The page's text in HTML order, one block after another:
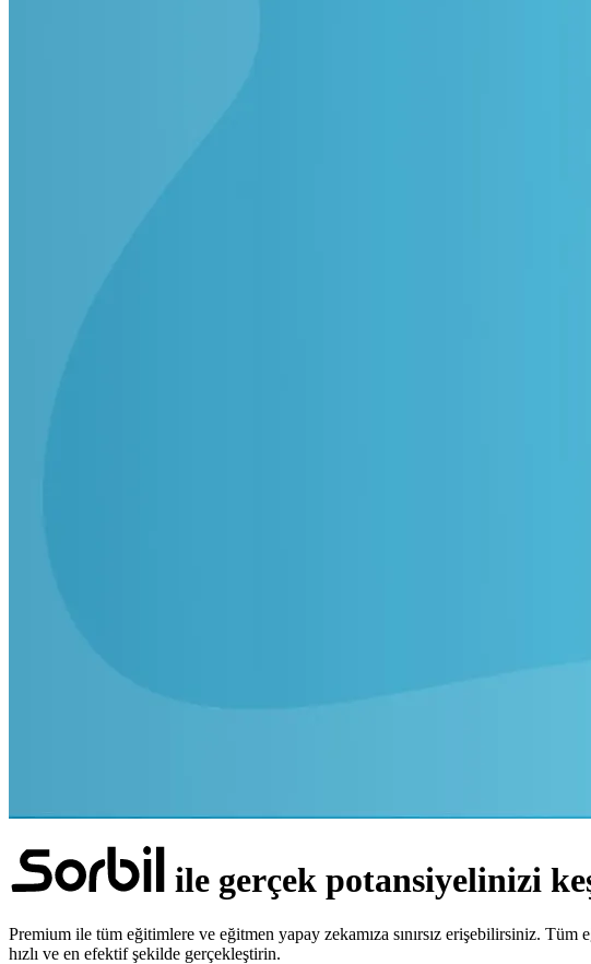
ile gerçek potansiyelinizi
Premium ile tüm eğitimlere ve eğitmen yapay zekamıza sınırsız erişebilirsiniz.
hızlı ve en efektif şekilde gerçekleştirin.